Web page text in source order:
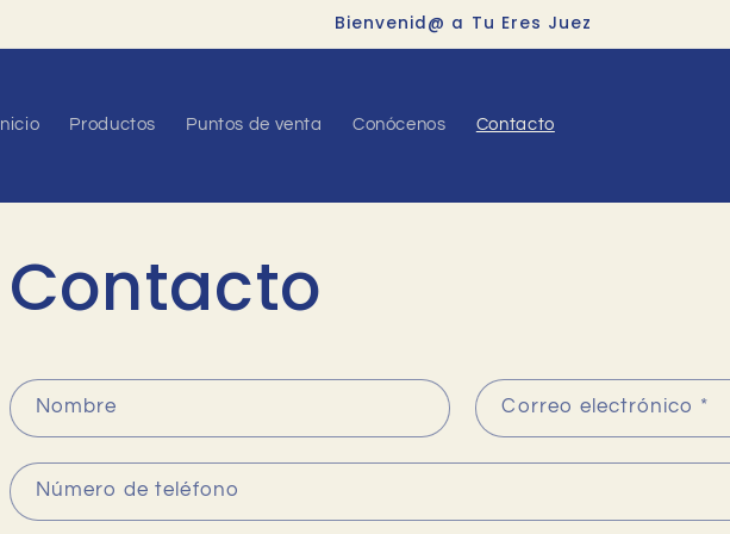
Bienvenid@ a Tu Eres Juez
Inicio Productos Puntos de venta Conócenos Contacto
Contacto
F
o
r
m
Nombre Correo electrónico *
Número de teléfono